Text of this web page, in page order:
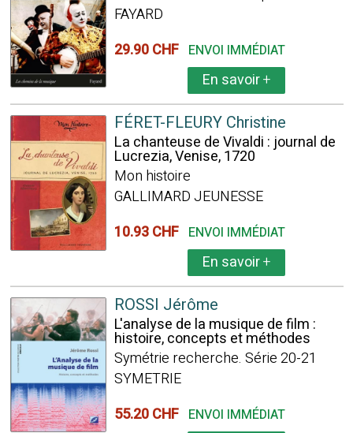
FAYARD
29.90 CHF ENVOI IMMÉDIAT
En savoir+
FÉRET-FLEURY Christine
La chanteuse de Vivaldi : journal de
Lucrezia, Venise, 1720
Mon histoire
GALLIMARD JEUNESSE
10.93 CHF ENVOI IMMÉDIAT
En savoir+
ROSSI Jérôme
L'analyse de la musique de film :
histoire, concepts et méthodes
Symétrie recherche. Série 20-21
SYMETRIE
55.20 CHF ENVOI IMMÉDIAT